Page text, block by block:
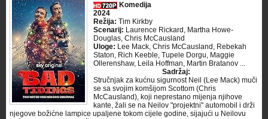
Komedija
2024
Režija: Tim Kirkby
Scenarij: Laurence Rickard, Martha Howe-
Douglas, Chris McCausland
Uloge: Lee Mack, Chris McCausland, Rebekah
Staton, Rich Keeble, Tupele Dorgu, Maggie
Ollerenshaw, Leila Hoffman, Martin Bratanov ...
Sadržaj:
Stručnjak za kućnu sigurnost Neil (Lee Mack) muči
se sa svojim komšijom Scottom (Chris
McCausland), koji neprestano mijenja njihove
kante, žali se na Neilov "projektni" automobil i drži
njegove božićne lampice upaljene tokom cijele godine, sijajući u Neilovu